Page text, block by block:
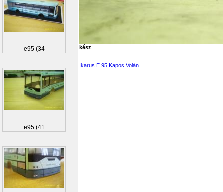
kész
Ikarus E 95 Kapos Volán
e95 (34
e95 (41